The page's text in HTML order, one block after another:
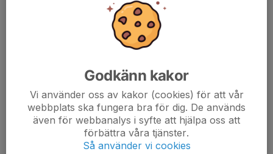
· Rensa ogräs och plocka skräp från alla utomhusytor
(gräsytan mot grusplanerna/ICA Maxi)
· Köra ut och sprida ut grus på boulplanerna (baksidan
huset mot Nordlyckeskolan)
· Montera ihop 4st nya 5v5 fotbollsmål
Godkänn kakor
Vi använder oss av kakor (cookies) för att vår
webbplats ska fungera bra för dig. De används
även för webbanalys i syfte att hjälpa oss att
förbättra våra tjänster.
Så använder vi cookies